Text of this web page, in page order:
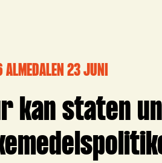
23 JUNI
kan staten